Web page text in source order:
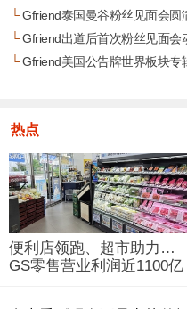
└Gfriend泰国曼谷粉丝见面会圆
└Gfriend出道后首次粉丝见面会
└Gfriend美国公告牌世界板块专
热点
便利店领跑、超市助力…
GS零售营业利润近1100亿